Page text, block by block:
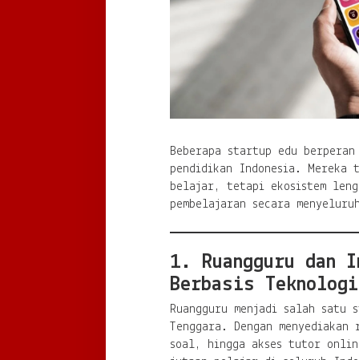
Beberapa startup edu berperan
pendidikan Indonesia. Mereka
belajar, tetapi ekosistem
pembelajaran secara
1. Ruangguru dan
Berbasis Teknologi
Ruangguru menjadi salah
Tenggara. Dengan
soal, hingga akses tutor